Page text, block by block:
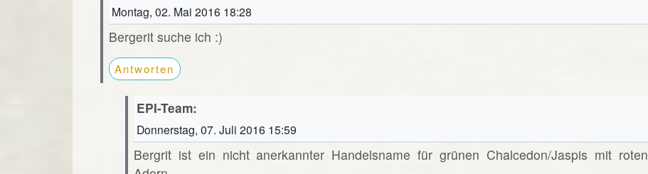
Montag, 02. Mai 2016 18:28
Bergerit suche ich :)
Antworten
EPI-Team:
Donnerstag, 07. Juli 2016 15:59
Bergrit ist ein nicht anerkannter Handelsname für grünen Chalcedon/Jaspis mit roten